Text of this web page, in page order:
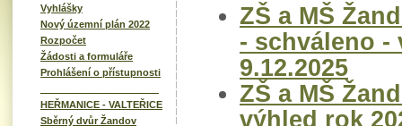
Vyhlášky
Nový územní plán 2022
Rozpočet
Žádosti a formuláře
Prohlášení o přístupnosti
HEŘMANICE - VALTEŘICE
Sběrný dvůr Žandov
ZŠ a MŠ
- schváleno -
9.12.2025
ZŠ a MŠ
výhled rok